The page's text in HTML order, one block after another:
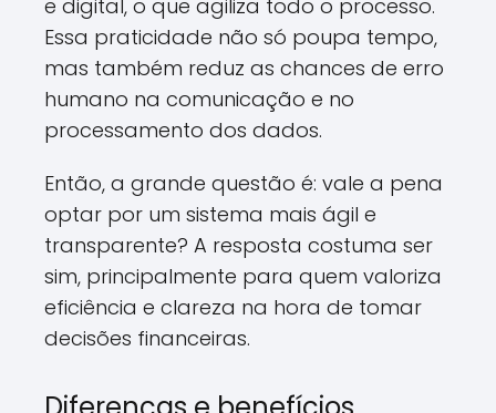
e digital, o que agiliza todo o processo.
Essa praticidade não só poupa tempo,
mas também reduz as chances de erro
humano na comunicação e no
processamento dos dados.
Então, a grande questão é: vale a pena
optar por um sistema mais ágil e
transparente? A resposta costuma ser
sim, principalmente para quem valoriza
eficiência e clareza na hora de tomar
decisões financeiras.